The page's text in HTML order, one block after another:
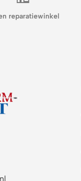
reparatiewinkel